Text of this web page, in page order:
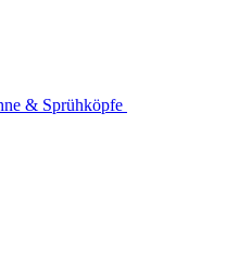
& Sprühköpfe